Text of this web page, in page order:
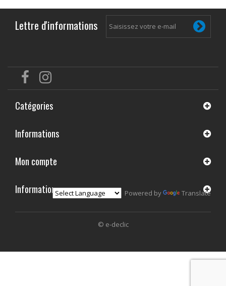
Lettre d'informations
Catégories
Informations
© e-declic
Mon compte
Informations Powered by Translate